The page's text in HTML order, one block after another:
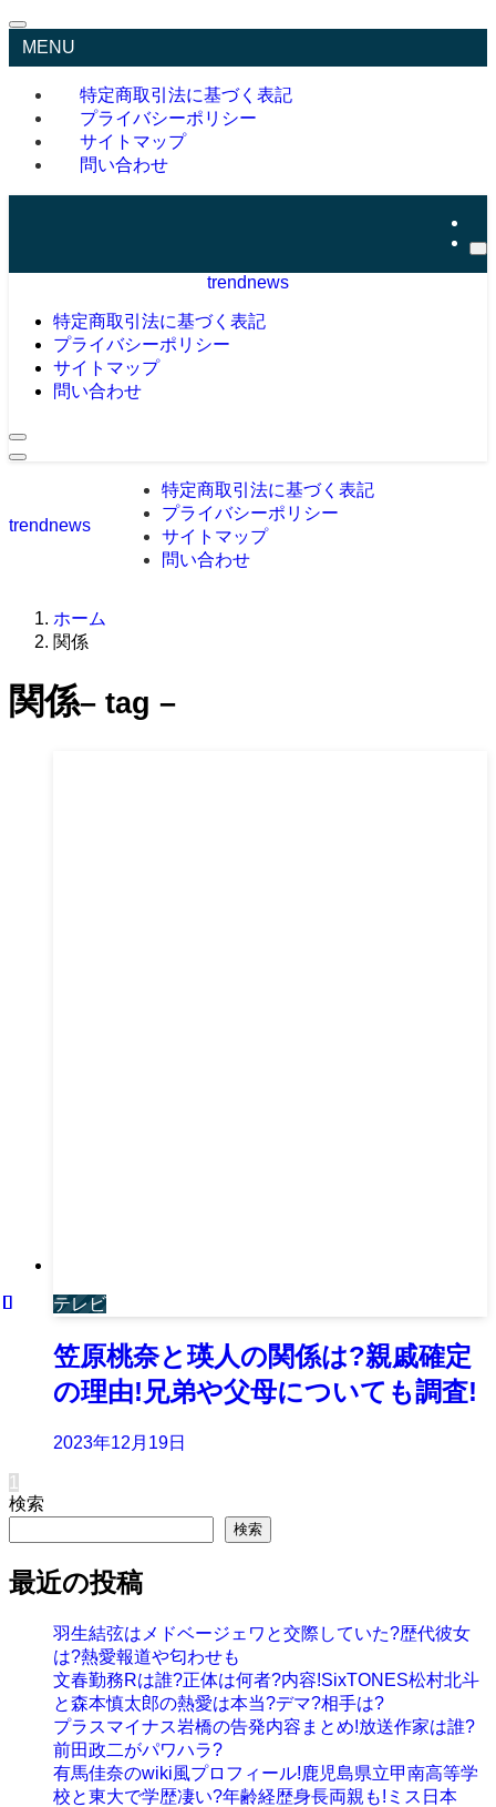
MENU
特定商取引法に基づく表記
プライバシーポリシー
サイトマップ
問い合わせ
trendnews
特定商取引法に基づく表記
プライバシーポリシー
サイトマップ
問い合わせ
trendnews
特定商取引法に基づく表記
プライバシーポリシー
サイトマップ
問い合わせ
ホーム
関係
関係– tag –
テレビ
笠原桃奈と瑛人の関係は?親戚確定
の理由!兄弟や父母についても調査!
2023年12月19日
1
検索
検索
最近の投稿
羽生結弦はメドベージェワと交際していた?歴代彼女
は?熱愛報道や匂わせも
文春勤務Rは誰?正体は何者?内容!SixTONES松村北斗
と森本慎太郎の熱愛は本当?デマ?相手は?
プラスマイナス岩橋の告発内容まとめ!放送作家は誰?
前田政二がパワハラ?
有馬佳奈のwiki風プロフィール!鹿児島県立甲南高等学
校と東大で学歴凄い?年齢経歴身長両親も!ミス日本